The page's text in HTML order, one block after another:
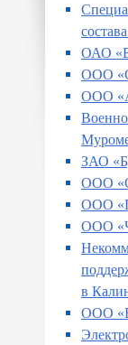
ОАО
ООО
ООО
ЗАО
ООО
ООО
ООО
в
ООО